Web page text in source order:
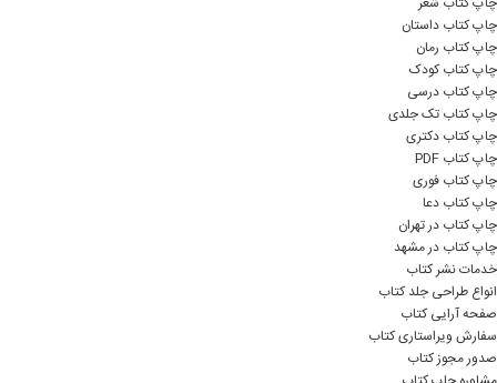
چاپ کتاب داستان
چاپ کتاب رمان
چاپ کتاب کودک
چاپ کتاب درسی
چاپ کتاب تک جلدی
چاپ کتاب دکتری
چاپ کتاب PDF
چاپ کتاب فوری
چاپ کتاب دعا
چاپ کتاب در تهران
چاپ کتاب در مشهد
خدمات نشر کتاب
انواع طراحی جلد کتاب
صفحه آرایی کتاب
سفارش ویراستاری کتاب
صدور مجوز کتاب